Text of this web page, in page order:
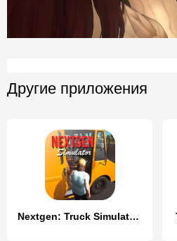
Другие приложения
Nextgen: Truck Simulator Drive